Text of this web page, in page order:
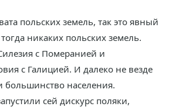
польских земель, так это явный
никаких польских земель.
с Померанией и
с Галицией. И далеко не везде
большинство населения.
сей дискурс поляки,